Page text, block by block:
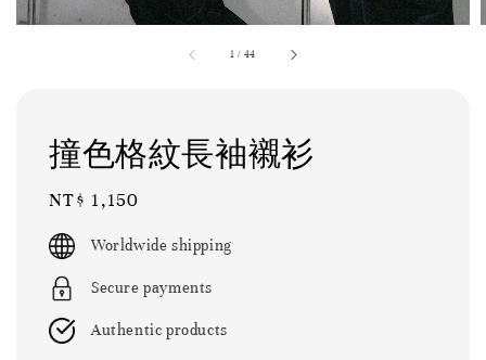
1 / 44
撞色格紋長袖襯衫
Regular
price
NT$ 1,150
Worldwide shipping
Secure payments
Authentic products